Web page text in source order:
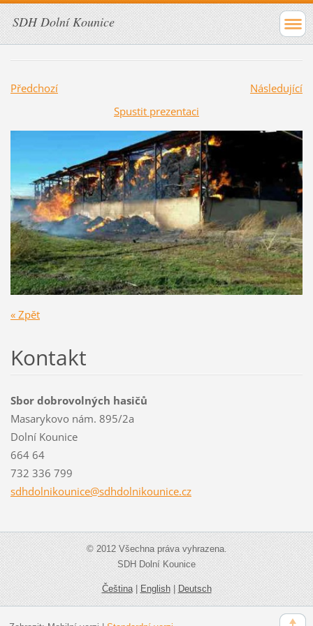
SDH Dolní Kounice
Předchozí
Následující
Spustit prezentaci
« Zpět
Kontakt
Sbor dobrovolných hasičů
Masarykovo nám. 895/2a
Dolní Kounice
664 64
732 336 799
sdhdolnikounice@sdhdolnikounice.cz
© 2012 Všechna práva vyhrazena.
SDH Dolní Kounice
Čeština|English|Deutsch